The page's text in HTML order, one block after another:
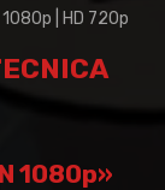
1080p | HD 720p
1080p»